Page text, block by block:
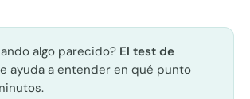
algo parecido? El test de
ayuda a entender en qué punto